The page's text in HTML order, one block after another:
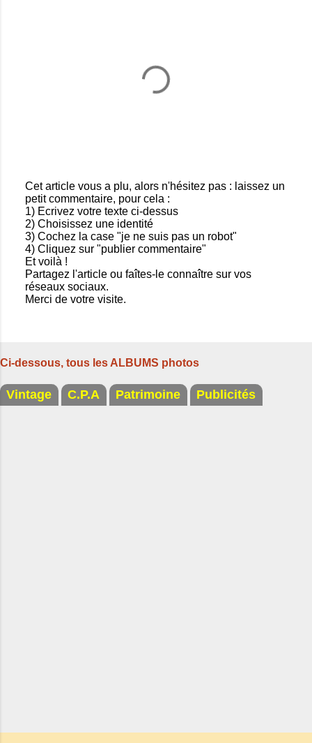
E
n
r
e
g
i
s
t
r
c
m
m
Cet article vous a plu, alors n'hésitez pas : laissez un
petit commentaire, pour cela :
1) Ecrivez votre texte ci-dessus
2) Choisissez une identité
3) Cochez la case "je ne suis pas un robot"
4) Cliquez sur "publier commentaire"
Et voilà !
Partagez l'article ou faîtes-le connaître sur vos
réseaux sociaux.
Merci de votre visite.
Ci-dessous, tous les ALBUMS photos
Vintage C.P.A Patrimoine Publicités